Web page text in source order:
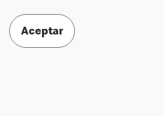
Aceptar